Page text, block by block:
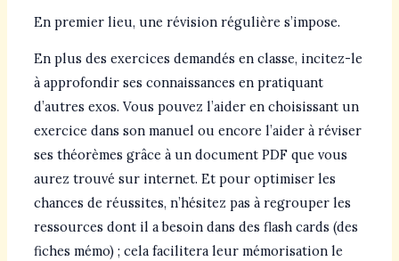
En premier lieu, une révision régulière s’impose.
En plus des exercices demandés en classe, incitez-le
à approfondir ses connaissances en pratiquant
d’autres exos. Vous pouvez l’aider en choisissant un
exercice dans son manuel ou encore l’aider à réviser
ses théorèmes grâce à un document PDF que vous
aurez trouvé sur internet. Et pour optimiser les
chances de réussites, n’hésitez pas à regrouper les
ressources dont il a besoin dans des flash cards (des
fiches mémo) ; cela facilitera leur mémorisation le